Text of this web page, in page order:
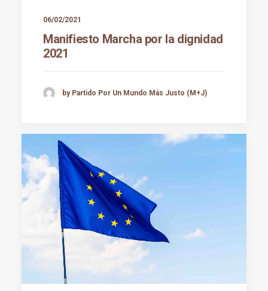
06/02/2021
Manifiesto Marcha por la dignidad
2021
by Partido Por Un Mundo Más Justo (M+J)